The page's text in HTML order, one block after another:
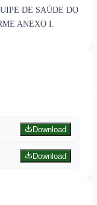
DE SAÚDE DO
ANEXO I.
Download
Download